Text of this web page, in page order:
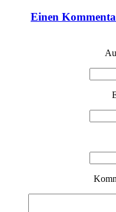
Einen